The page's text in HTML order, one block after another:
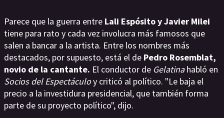
Parece que la guerra entre Lali Espósito y Javier Milei
tiene para rato y cada vez involucra más famosos que
salen a bancar a la artista. Entre los nombres más
destacados, por supuesto, está el de Pedro Rosemblat,
novio de la cantante. El conductor de Gelatinahabló en
Socios del Espectáculoy criticó al político. "Le baja el
precio a la investidura presidencial, que también forma
parte de su proyecto político", dijo.